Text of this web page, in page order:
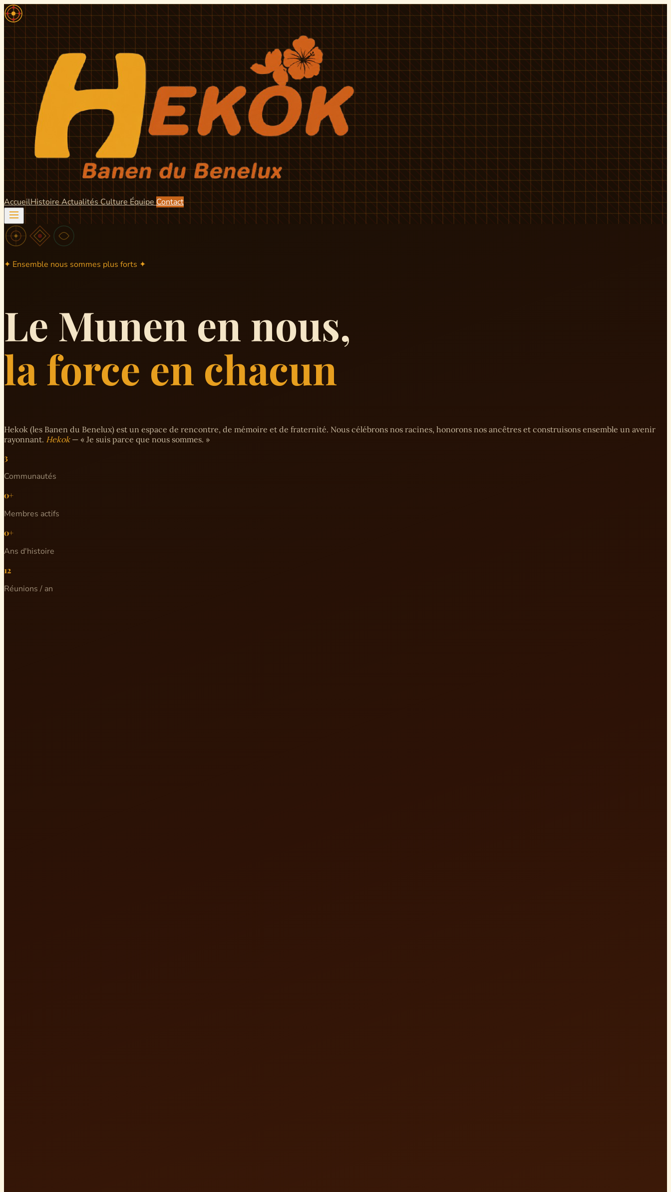
AccueilHistoire ActualitésCulture Équipe Contact
✦ Ensemble nous sommes plus forts ✦
Le Munen en nous,
la force en chacun
Hekok (les Banen du Benelux) est un espace de rencontre, de mémoire et de fraternité. Nous célébrons nos racines, honorons nos ancêtres et construisons ensemble un avenir
rayonnant. Hekok— « Je suis parce que nous sommes. »
3
Communautés
0+
Membres actifs
0+
Ans d'histoire
12
Réunions / an